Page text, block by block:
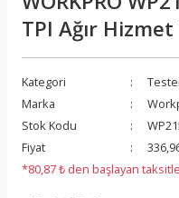
TPI Ağır
Kategori
Marka
Stok Kodu
Fiyat
*80,87 ₺ den başlayan